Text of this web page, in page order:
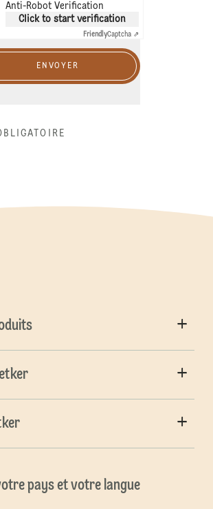
Anti-Robot Verification
Click to start verification
FriendlyCaptcha ⇗
ENVOYER
pays et votre langue